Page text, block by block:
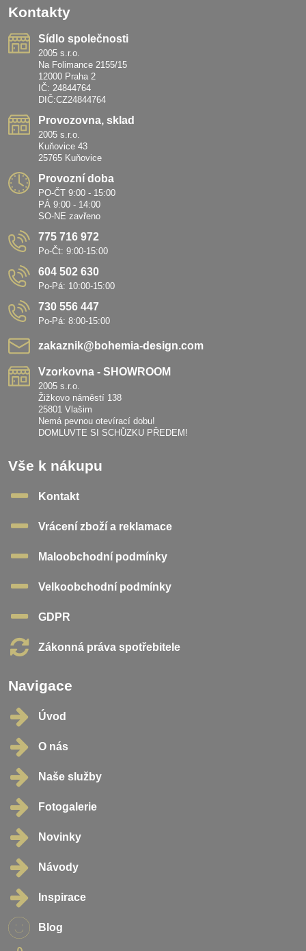
Kontakty
Sídlo společnosti
2005 s.r.o.
Na Folimance 2155/15
12000 Praha 2
IČ: 24844764
DIČ:CZ24844764
Provozovna, sklad
2005 s.r.o.
Kuňovice 43
25765 Kuňovice
Provozní doba
PO-ČT 9:00 - 15:00
PÁ 9:00 - 14:00
SO-NE zavřeno
775 716 972
Po-Čt: 9:00-15:00
604 502 630
Po-Pá: 10:00-15:00
730 556 447
Po-Pá: 8:00-15:00
zakaznik​@bohemia-design​.com
Vzorkovna - SHOWROOM
2005 s.r.o.
Žižkovo náměstí 138
25801 Vlašim
Nemá pevnou otevírací dobu!
DOMLUVTE SI SCHŮZKU PŘEDEM!
Vše k nákupu
Kontakt
Vrácení zboží a reklamace
Maloobchodní podmínky
Velkoobchodní podmínky
GDPR
Zákonná práva spotřebitele
Navigace
Úvod
O nás
Naše služby
Fotogalerie
Novinky
Návody
Inspirace
Blog